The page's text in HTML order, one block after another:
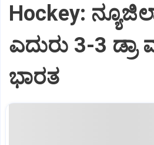
Hockey:
ಎದುರು 3-3
ಭಾರತ